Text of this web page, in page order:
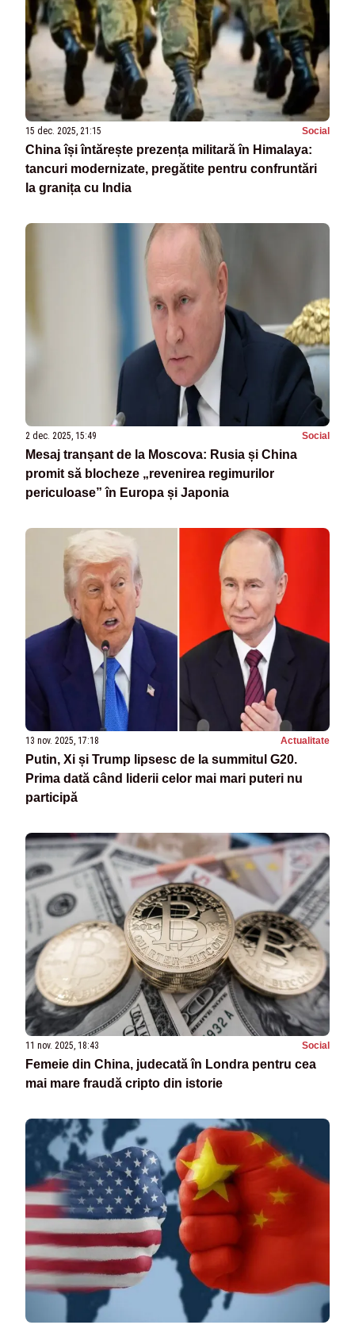
15 dec. 2025, 21:15 Social
China își întărește prezența militară în Himalaya:
tancuri modernizate, pregătite pentru confruntări
la granița cu India
2 dec. 2025, 15:49 Social
Mesaj tranșant de la Moscova: Rusia și China
promit să blocheze „revenirea regimurilor
periculoase” în Europa și Japonia
13 nov. 2025, 17:18 Actualitate
Putin, Xi și Trump lipsesc de la summitul G20.
Prima dată când liderii celor mai mari puteri nu
participă
11 nov. 2025, 18:43 Social
Femeie din China, judecată în Londra pentru cea
mai mare fraudă cripto din istorie